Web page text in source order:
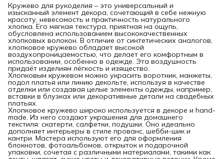
Кружево для рукоделия – это универсальный и
изысканный элемент декора, сочетающий в себе нежную
красоту, невесомость и практичность натурального
хлопка. Его мягкая текстура, приятная на ощупь,
обусловлена использованием высококачественных
хлопковых волокон. В отличие от синтетических аналогов,
хлопковое кружево обладает высокой
воздухопроницаемостью, что делает его комфортным в
использовании, особенно в одежде. Эта воздушность
придаёт изделиям лёгкость и изящество.
Хлопковым кружевом можно украсить воротник, манжеты,
подол платья или линию декольте, используя в качестве
отделки или создавая целые элементы одежды, например,
вставки в блузках или декоративные детали на свадебных
платьях.
Хлопковое кружево широко используется в декоре и hand-
made. Из него создают украшения для домашнего
текстиля: скатерти, салфетки, подушки. Оно идеально
дополняет интерьеры в стиле прованс, шебби-шик и
кантри. Мастера используют его для оформления
блокнотов, фотоальбомов, открыток и подарочной
упаковки, сочетая с различными материалами, такими как